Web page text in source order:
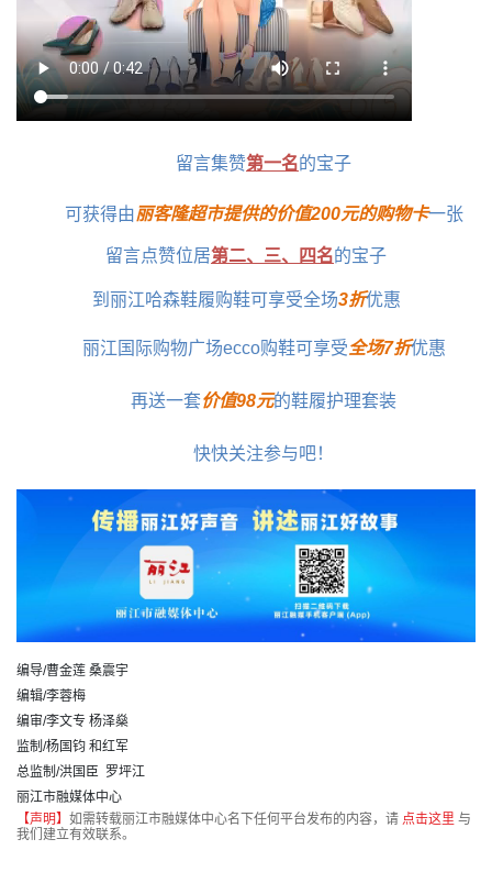
留言集赞第一名的宝子
可获得由丽客隆超市提供的价值200元的购物卡一张
留言点赞位居第二、三、四名的宝子
到丽江哈森鞋履购鞋可享受全场3折优惠
丽江国际购物广场ecco购鞋可享受全场7折优惠
再送一套价值98元的鞋履护理套装
快快关注参与吧！
编导/曹金莲 桑震宇
编辑/李蓉梅
编审/李文专 杨泽燊
监制/杨国钧 和红军
总监制/洪国臣 罗坪江
丽江市融媒体中心
【声明】 如需转载丽江市融媒体中心名下任何平台发布的内容，请 点击这里 与
我们建立有效联系。